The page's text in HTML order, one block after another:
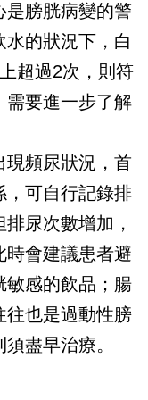
是膀胱病變的警
的狀況下，白
超過2次，則符
需要進一步了解
現頻尿狀況，首
，可自行記錄排
尿次數增加，
時會建議患者避
敏感的飲品；腸
往也是過動性膀
盡早治療。